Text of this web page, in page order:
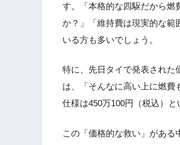
す。「本格的な四駆だから燃
か？」「維持費は現実的な範
いる方も多いでしょう。
特に、先日タイで発表された
は、「そんなに高い上に燃
仕様は450万100円（税込）と
この「価格的な救い」がある